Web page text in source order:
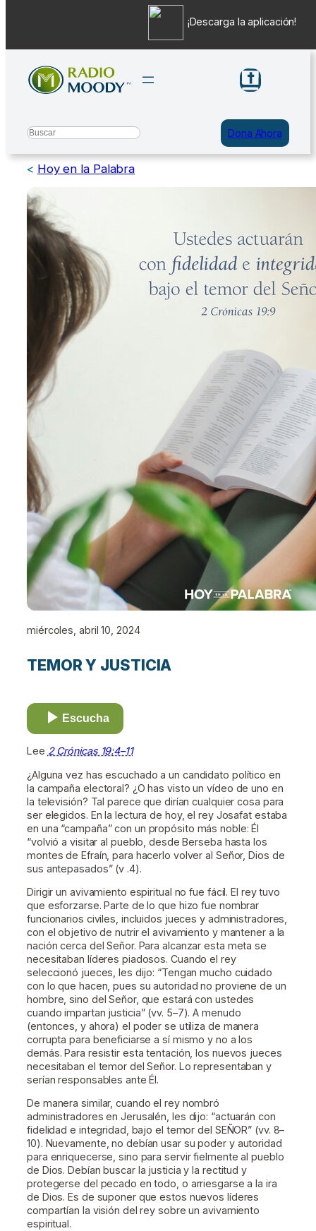
contenido
Search Dona Ahora
< Hoy en la Palabra
miércoles, abril 10, 2024
TEMOR Y JUSTICIA
Escucha
Lee 2 Crónicas 19:4–11
¿Alguna vez has escuchado a un candidato político en
la campaña electoral? ¿O has visto un vídeo de uno en
la televisión? Tal parece que dirían cualquier cosa para
ser elegidos. En la lectura de hoy, el rey Josafat estaba
en una “campaña” con un propósito más noble: Él
“volvió a visitar al pueblo, desde Berseba hasta los
montes de Efraín, para hacerlo volver al Señor, Dios de
sus antepasados” (v .4).
Dirigir un avivamiento espiritual no fue fácil. El rey tuvo
que esforzarse. Parte de lo que hizo fue nombrar
funcionarios civiles, incluidos jueces y administradores,
con el objetivo de nutrir el avivamiento y mantener a la
nación cerca del Señor. Para alcanzar esta meta se
necesitaban líderes piadosos. Cuando el rey
seleccionó jueces, les dijo: “Tengan mucho cuidado
con lo que hacen, pues su autoridad no proviene de un
hombre, sino del Señor, que estará con ustedes
cuando impartan justicia” (vv. 5–7). A menudo
(entonces, y ahora) el poder se utiliza de manera
corrupta para beneficiarse a sí mismo y no a los
demás. Para resistir esta tentación, los nuevos jueces
necesitaban el temor del Señor. Lo representaban y
serían responsables ante Él.
De manera similar, cuando el rey nombró
administradores en Jerusalén, les dijo: “actuarán con
fidelidad e integridad, bajo el temor del SEÑOR” (vv. 8–
10). Nuevamente, no debían usar su poder y autoridad
para enriquecerse, sino para servir fielmente al pueblo
de Dios. Debían buscar la justicia y la rectitud y
protegerse del pecado en todo, o arriesgarse a la ira
de Dios. Es de suponer que estos nuevos líderes
compartían la visión del rey sobre un avivamiento
espiritual.
¡Descarga la aplicación!